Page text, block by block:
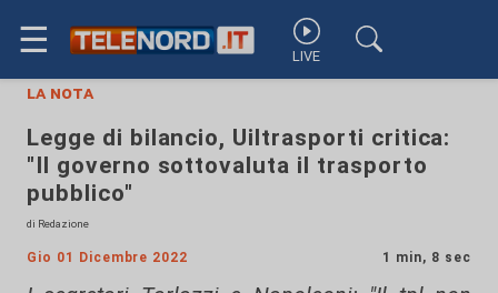
☰ LIVE
la nota
Legge di bilancio, Uiltrasporti critica:
"Il governo sottovaluta il trasporto
pubblico"
di Redazione
Gio 01 Dicembre 2022 1 min, 8 sec